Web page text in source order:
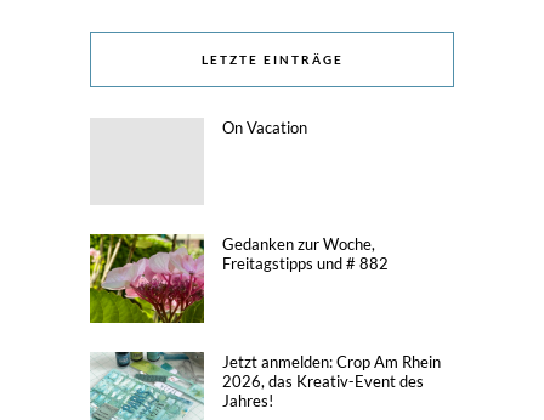
LETZTE EINTRÄGE
On Vacation
Gedanken zur Woche,
Freitagstipps und # 882
Jetzt anmelden: Crop Am Rhein
2026, das Kreativ-Event des
Jahres!